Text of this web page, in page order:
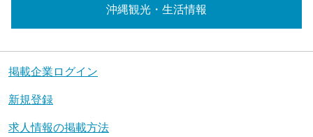
沖縄観光・生活情報
掲載企業ログイン
新規登録
求人情報の掲載方法